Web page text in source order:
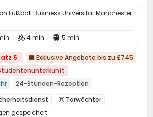
Billardtisch
Lounge
Fußball Business Universität Manchester
 4 min  5 min
5  Exklusive Angebote bis zu £745
24-Stunden-Rezeption
Supermarkt
der Nähe
 Torwächter
Zutrittskontrollsystem
gespeichert